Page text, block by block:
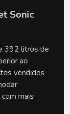
Sonic
392 litros de
ao
vendidos
mais